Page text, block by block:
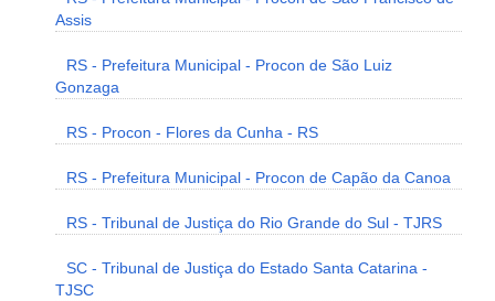
Assis
RS - Prefeitura Municipal - Procon de São Luiz
Gonzaga
RS - Procon - Flores da Cunha - RS
RS - Prefeitura Municipal - Procon de Capão da Canoa
RS - Tribunal de Justiça do Rio Grande do Sul - TJRS
SC - Tribunal de Justiça do Estado Santa Catarina -
TJSC